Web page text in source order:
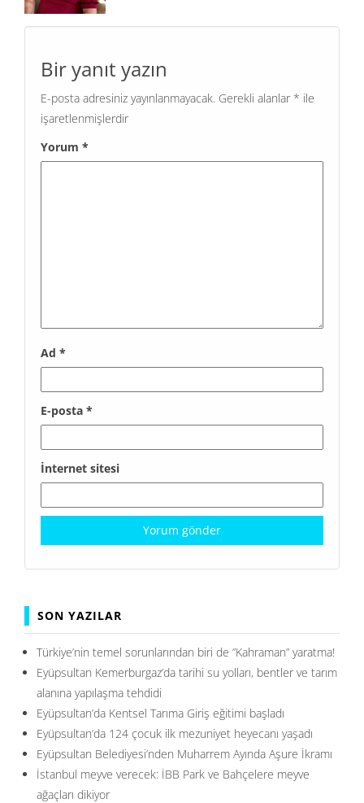
Bir yanıt yazın
E-posta adresiniz yayınlanmayacak. Gerekli alanlar * ile
işaretlenmişlerdir
Yorum *
Ad *
E-posta *
İnternet sitesi
SON YAZILAR
Türkiye’nin temel sorunlarından biri de ”Kahraman” yaratma!
Eyüpsultan Kemerburgaz’da tarihi su yolları, bentler ve tarım
alanına yapılaşma tehdidi
Eyüpsultan’da Kentsel Tarıma Giriş eğitimi başladı
Eyüpsultan’da 124 çocuk ilk mezuniyet heyecanı yaşadı
Eyüpsultan Belediyesi’nden Muharrem Ayında Aşure İkramı
İstanbul meyve verecek: İBB Park ve Bahçelere meyve
ağaçları dikiyor